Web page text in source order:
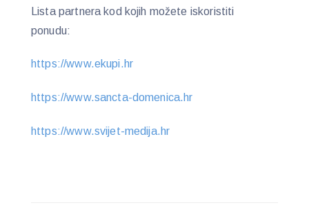
Lista partnera kod kojih možete iskoristiti
ponudu:
https://www.ekupi.hr
https://www.sancta-domenica.hr
https://www.svijet-medija.hr